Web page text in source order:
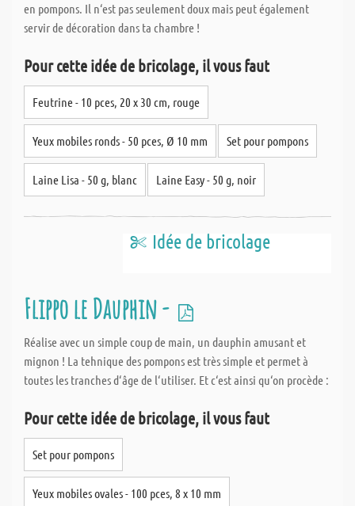
en pompons. Il n‘est pas seulement doux mais peut également
servir de décoration dans ta chambre !
Pour cette idée de bricolage, il vous faut
Feutrine - 10 pces, 20 x 30 cm, rouge
Yeux mobiles ronds - 50 pces, Ø 10 mm Set pour pompons
Laine Lisa - 50 g, blanc Laine Easy - 50 g, noir
Idée de bricolage
Flippo le Dauphin -
Réalise avec un simple coup de main, un dauphin amusant et
mignon ! La tehnique des pompons est très simple et permet à
toutes les tranches d‘âge de l‘utiliser. Et c‘est ainsi qu‘on procède :
Pour cette idée de bricolage, il vous faut
Set pour pompons
Yeux mobiles ovales - 100 pces, 8 x 10 mm